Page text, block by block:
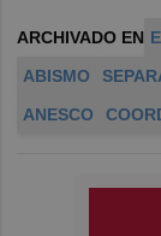
ARCHIVADO EN
ABISMO
ANESCO